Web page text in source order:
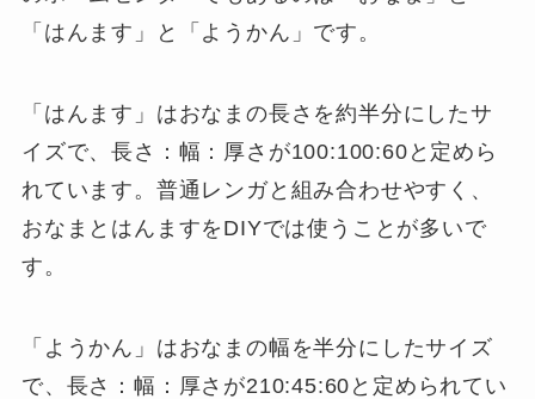
「はんます」と「ようかん」です。
「はんます」はおなまの長さを約半分にしたサ
イズで、長さ：幅：厚さが100:100:60と定めら
れています。普通レンガと組み合わせやすく、
おなまとはんますをDIYでは使うことが多いで
す。
「ようかん」はおなまの幅を半分にしたサイズ
で、長さ：幅：厚さが210:45:60と定められてい